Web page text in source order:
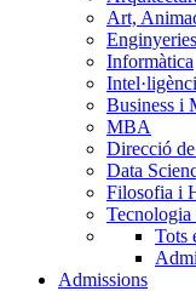
Art,
Informàtica
Business i
MBA
Direcció
Data
Filosofia i
Tecnologia
Tots
Admissions